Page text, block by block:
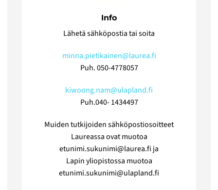
Info
Lähetä sähköpostia tai soita
minna.pietikainen@laurea.fi
Puh. 050-4778057
kiwoong.nam@ulapland.fi
Puh.040- 1434497
Muiden tutkijoiden sähköpostiosoitteet
Laureassa ovat muotoa
etunimi.sukunimi@laurea.fi ja
Lapin yliopistossa muotoa
etunimi.sukunimi@ulapland.fi